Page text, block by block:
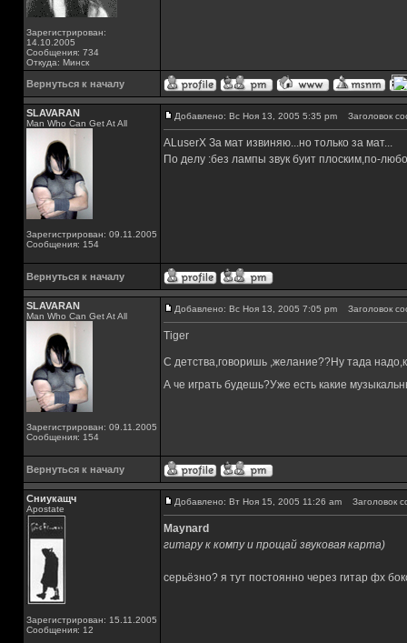
Зарегистрирован:
14.10.2005
Сообщения: 734
Откуда: Минск
Вернуться к началу
SLAVARAN
Man Who Can Get At All
Зарегистрирован: 09.11.2005
Сообщения: 154
Добавлено: Вс Ноя 13, 2005 5:35 pm Заголовок
ALuserX За мат извиняю...но только за мат...
По делу :без лампы звук буит плоским,по-
Вернуться к началу
SLAVARAN
Man Who Can Get At All
Зарегистрирован: 09.11.2005
Сообщения: 154
Добавлено: Вс Ноя 13, 2005 7:05 pm Заголовок
Tiger
С детства,говоришь ,желание??Ну тада
А че играть будешь?Уже есть какие
Вернуться к началу
Сниукащч
Apostate
Зарегистрирован: 15.11.2005
Сообщения: 12
Добавлено: Вт Ноя 15, 2005 11:26 am Заголовок
Maynard
гитару к компу и прощай звуковая карта)
серьёзно? я тут постоянно через гитар фх